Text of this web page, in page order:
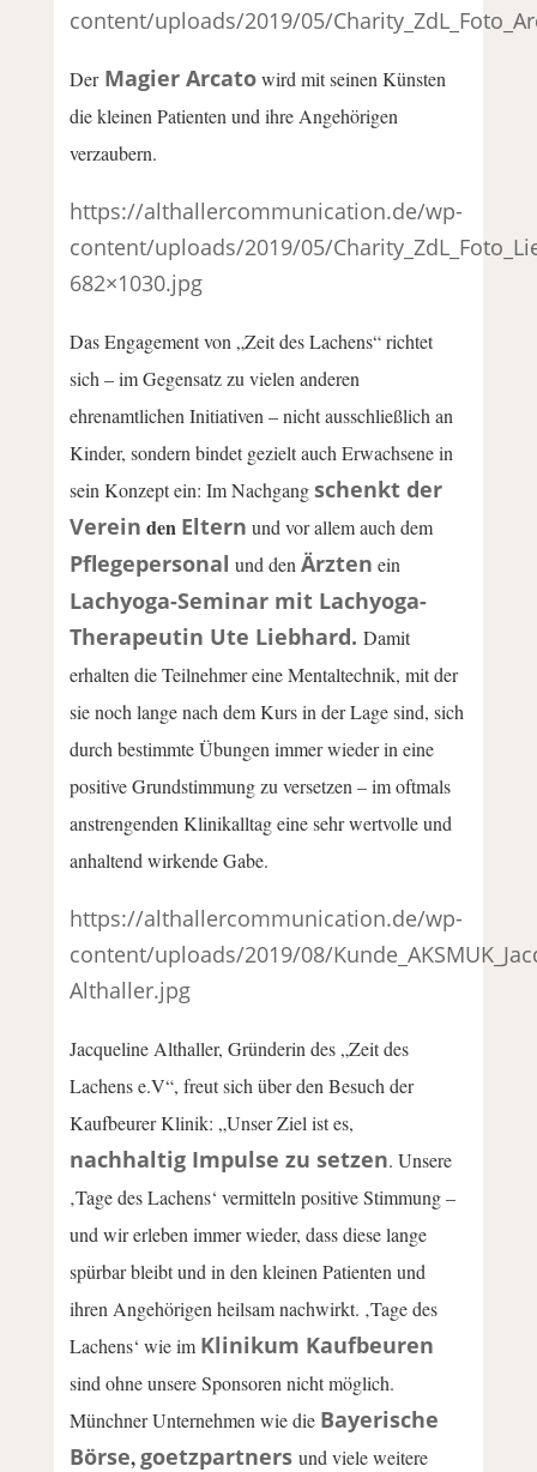
content/uploads/2019/05/
DerMagier Arcatowird mit seinen Künsten
die kleinen Patienten und ihre Angehörigen
verzaubern.
https://althallercommunication.de/wp-
content/uploads/2019/05/
682×1030.jpg
Das Engagement von „Zeit des Lachens“ richtet
sich – im Gegensatz zu vielen anderen
ehrenamtlichen Initiativen – nicht ausschließlich an
Kinder, sondern bindet gezielt auch Erwachsene in
sein Konzept ein: Im Nachgangschenkt der
Verein den Eltern und vor allem auch dem
Pflegepersonal und denÄrzten ein
Lachyoga-Seminar mit Lachyoga-
Therapeutin Ute Liebhard.Damit
erhalten die Teilnehmer eine Mentaltechnik, mit der
sie noch lange nach dem Kurs in der Lage sind, sich
durch bestimmte Übungen immer wieder in eine
positive Grundstimmung zu versetzen – im oftmals
anstrengenden Klinikalltag eine sehr wertvolle und
anhaltend wirkende Gabe.
https://althallercommunication.de/wp-
content/uploads/2019/08/
Althaller.jpg
Jacqueline Althaller, Gründerin des „Zeit des
Lachens e.V“, freut sich über den Besuch der
Kaufbeurer Klinik: „Unser Ziel ist es,
nachhaltig Impulse zu setzen. Unsere
‚Tage des Lachens‘ vermitteln positive Stimmung –
und wir erleben immer wieder, dass diese lange
spürbar bleibt und in den kleinen Patienten und
ihren Angehörigen heilsam nachwirkt. ‚Tage des
Lachens‘ wie im Klinikum Kaufbeuren
sind ohne unsere Sponsoren nicht möglich.
Münchner Unternehmen wie die Bayerische
Börse,goetzpartners und viele weitere